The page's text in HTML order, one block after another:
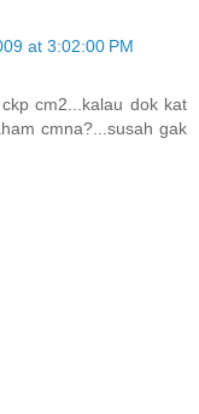
at 3:02:00 PM
cm2...kalau dok kat
cmna?...susah gak